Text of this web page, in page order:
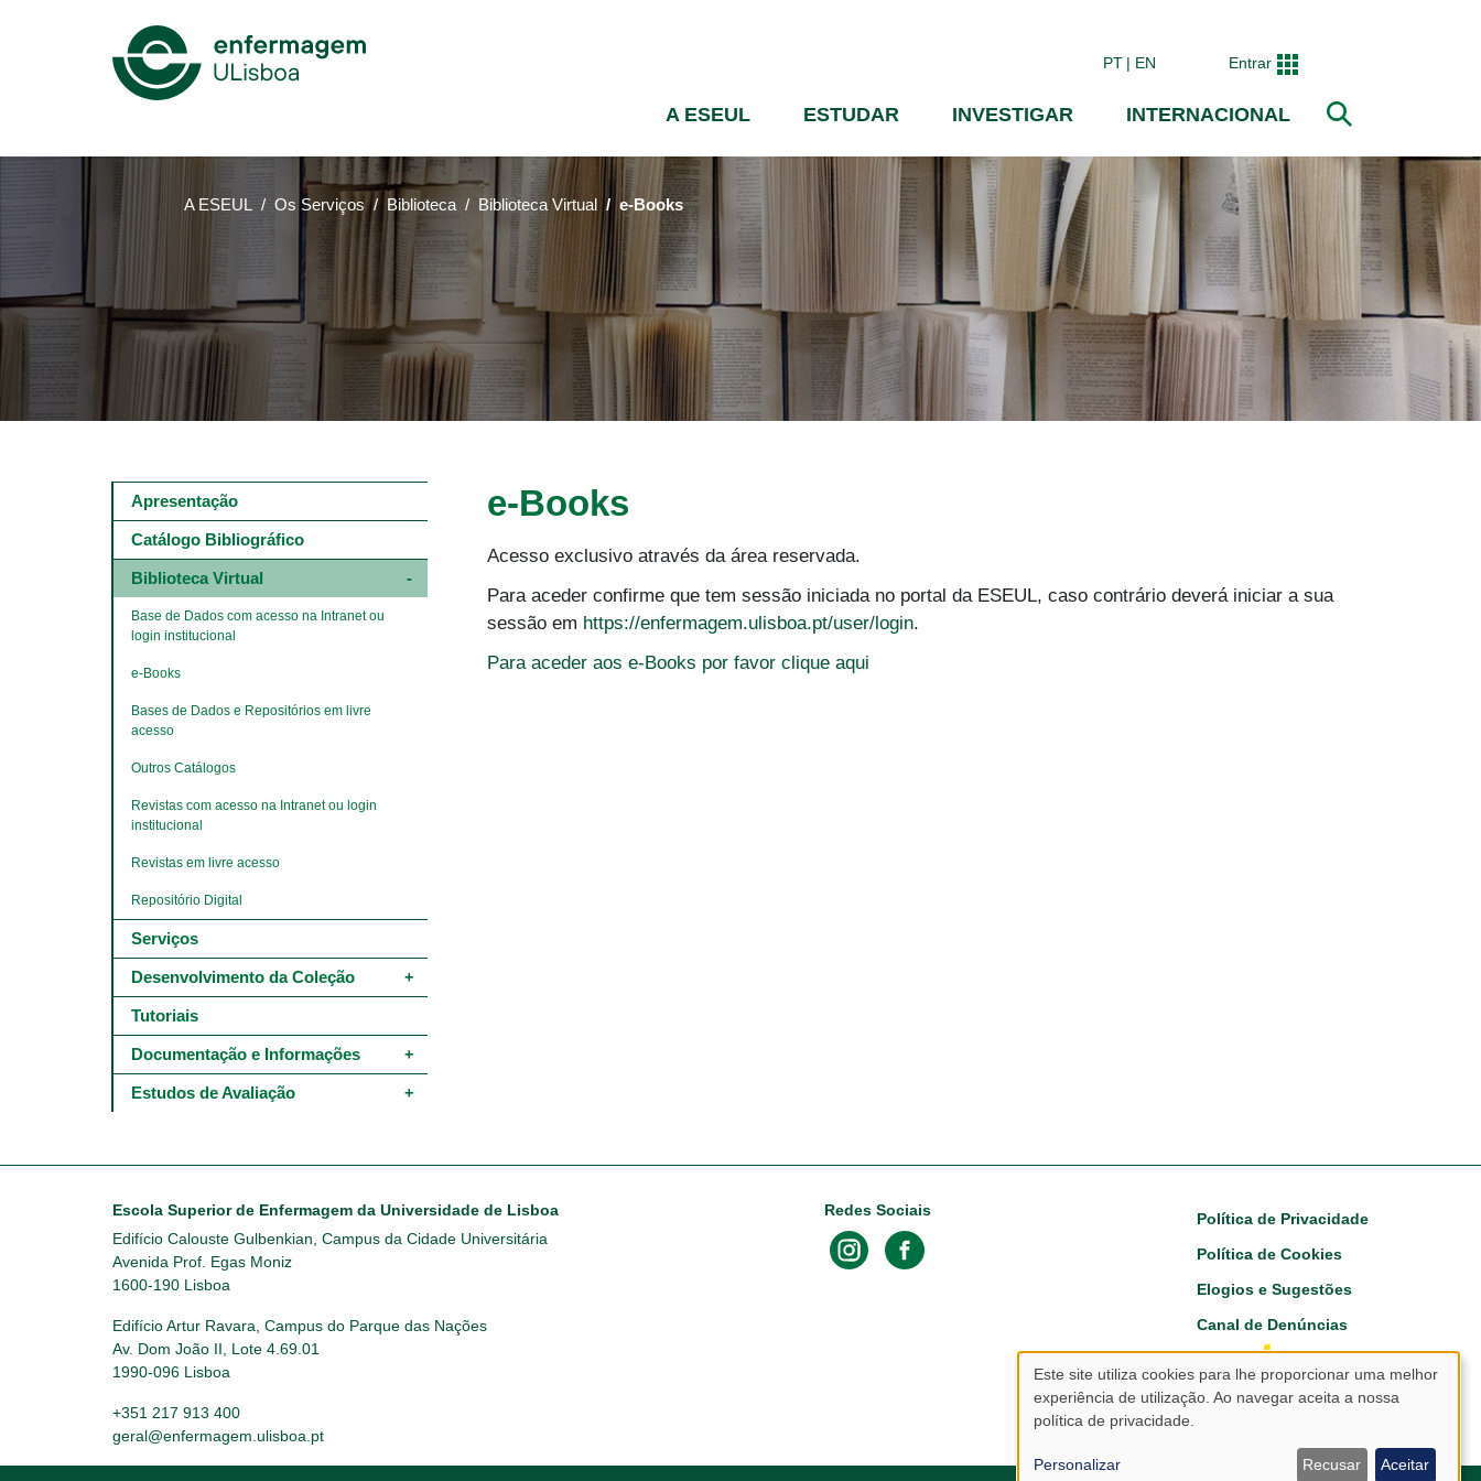
principal
PT EN Entrar
Mega
Menu
A ESEUL ESTUDAR INVESTIGAR INTERNACIONAL
A ESEUL Os Serviços Biblioteca Biblioteca Virtual e-Books
e-Books
Acesso exclusivo através da área reservada.
Para aceder confirme que tem sessão iniciada no portal da ESEUL, caso contrário deverá iniciar a sua
sessão em https://enfermagem.ulisboa.pt/user/login.
Para aceder aos e-Books por favor clique aqui
Main
navigation
4º
5º
níveis
Apresentação
Catálogo Bibliográfico
Biblioteca Virtual
Base de Dados com acesso na Intranet ou
login institucional
e-Books
Bases de Dados e Repositórios em livre
acesso
Outros Catálogos
Revistas com acesso na Intranet ou login
institucional
Revistas em livre acesso
Repositório Digital
Serviços
Desenvolvimento da Coleção
Tutoriais
Documentação e Informações
Estudos de Avaliação
Escola Superior de Enfermagem da Universidade de Lisboa
Edifício Calouste Gulbenkian, Campus da Cidade Universitária
Avenida Prof. Egas Moniz
1600-190 Lisboa
Edifício Artur Ravara, Campus do Parque das Nações
Av. Dom João II, Lote 4.69.01
1990-096 Lisboa
+351 217 913 400
geral@enfermagem.ulisboa.pt
Redes Sociais Footer
Política de Privacidade
Política de Cookies
Elogios e Sugestões
Canal de Denúncias
Utilização
de
Este site utiliza cookies para lhe proporcionar uma melhor
experiência de utilização. Ao navegar aceita a nossa
política de privacidade.
Personalizar Recusar Aceitar